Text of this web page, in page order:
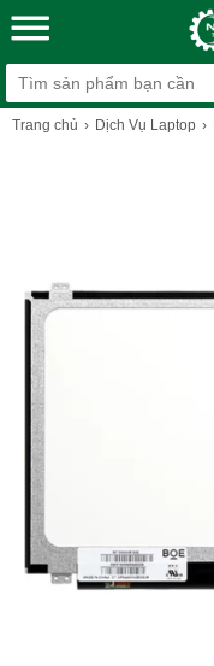
Trang chủ Dịch Vụ Laptop